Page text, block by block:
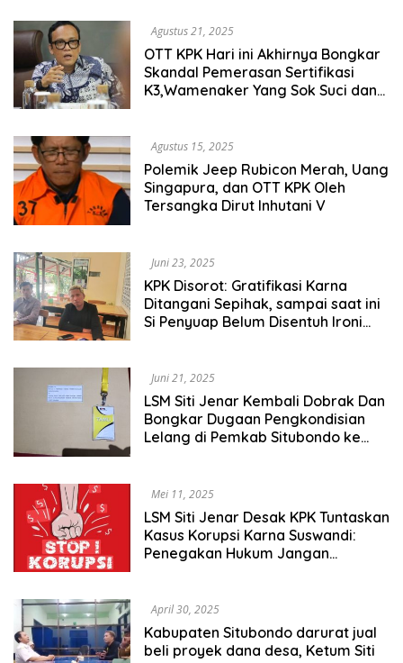
Karna Suswandi Kembali Diperiksa
di Rutan Madaeng Sebagai Saksi
Kunci
Agustus 21, 2025
OTT KPK Hari ini Akhirnya Bongkar
Skandal Pemerasan Sertifikasi
K3,Wamenaker Yang Sok Suci dan
Agustus 15, 2025
Polemik Jeep Rubicon Merah, Uang
Singapura, dan OTT KPK Oleh
Tersangka Dirut Inhutani V
Juni 23, 2025
KPK Disorot: Gratifikasi Karna
Ditangani Sepihak, sampai saat ini
Si Penyuap Belum Disentuh Ironi
Juni 21, 2025
LSM Siti Jenar Kembali Dobrak Dan
Bongkar Dugaan Pengkondisian
Lelang di Pemkab Situbondo ke
Mei 11, 2025
LSM Siti Jenar Desak KPK Tuntaskan
Kasus Korupsi Karna Suswandi:
Penegakan Hukum Jangan
April 30, 2025
Kabupaten Situbondo darurat jual
beli proyek dana desa, Ketum Siti